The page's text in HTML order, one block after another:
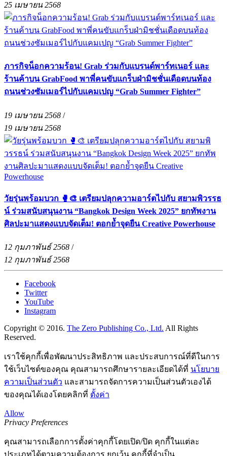
25 เมษายน 2568
ภารกิจน็อกความร้อน! Grab ร่วมกับแบรนด์พาร์ทเนอร์ และ
ร้านค้าบน GrabFood พาพี่คนขับแกร็บฝ่ามิชชั่นเดือดบนท้อง
ถนนช่วงซัมเมอร์ไปกับแคมเปญ “Grab Summer Fighter”
19 เมษายน 2568 /
19 เมษายน 2568
วัยรุ่นพร้อมบวก 🥊🎨 เตรียมปลุกความอาร์ตไปกับ สยามพิวรรธ
น์ ร่วมสนับสนุนงาน “Bangkok Design Week 2025” ยกทัพงาน
ศิลปะมาแสดงแบบจัดเต็ม! ตอกย้ำจุดยืน Creative Powerhouse
12 กุมภาพันธ์ 2568 /
12 กุมภาพันธ์ 2568
Facebook
Twitter
YouTube
Instagram
Copyright © 2016. The Zero Publishing Co., Ltd. All Rights
Reserved.
เราใช้คุกกี้เพื่อพัฒนาประสิทธิภาพ และประสบการณ์ที่ดีในการ
ใช้เว็บไซต์ของคุณ คุณสามารถศึกษารายละเอียดได้ที่ นโยบาย
ความเป็นส่วนตัว และสามารถจัดการความเป็นส่วนตัวเองได้
ของคุณได้เองโดยคลิกที่ ตั้งค่า
Allow
Privacy Preferences
คุณสามารถเลือกการตั้งค่าคุกกี้โดยเปิด/ปิด คุกกี้ในแต่ละ